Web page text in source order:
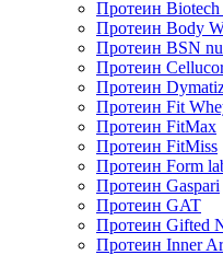
Протеин
Протеин Body
Протеин BSN
Протеин
Протеин
Протеин Fit
Протеин FitMax
Протеин FitMiss
Протеин Form
Протеин Gaspari
Протеин GAT
Протеин Gifted
Протеин Inner